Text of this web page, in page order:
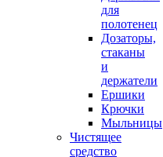
для
полотенец
Дозаторы,
стаканы
и
держатели
Ершики
Крючки
Мыльницы
Чистящее
средство